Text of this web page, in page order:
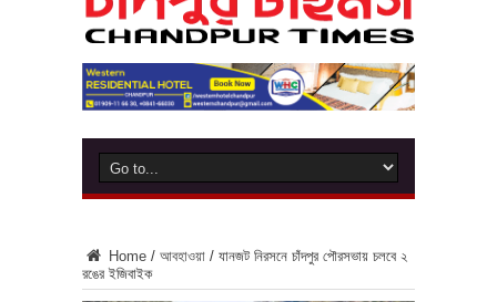
Home / আবহাওয়া / যানজট নিরসনে চাঁদপুর পৌরসভায় চলবে ২
রঙের ইজিবাইক